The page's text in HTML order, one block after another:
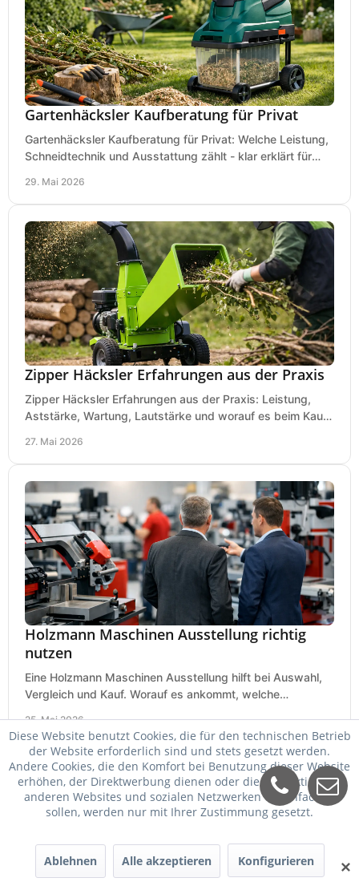
Gartenhäcksler Kaufberatung für Privat
Gartenhäcksler Kaufberatung für Privat: Welche Leistung,
Schneidtechnik und Ausstattung zählt - klar erklärt für
29. Mai 2026
Zipper Häcksler Erfahrungen aus der Praxis
Zipper Häcksler Erfahrungen aus der Praxis: Leistung,
Aststärke, Wartung, Lautstärke und worauf es beim Kauf
27. Mai 2026
Holzmann Maschinen Ausstellung richtig
nutzen
Eine Holzmann Maschinen Ausstellung hilft bei Auswahl,
Vergleich und Kauf. Worauf es ankommt, welche
25. Mai 2026
✕
Diese Website benutzt Cookies, die für den technischen Betrieb
der Website erforderlich sind und stets gesetzt werden.
Andere Cookies, die den Komfort bei Benutzung dieser Website
erhöhen, der Direktwerbung dienen oder die Interaktion mit
anderen Websites und sozialen Netzwerken vereinfachen
sollen, werden nur mit Ihrer Zustimmung gesetzt.
Ablehnen Alle akzeptieren Konfigurieren